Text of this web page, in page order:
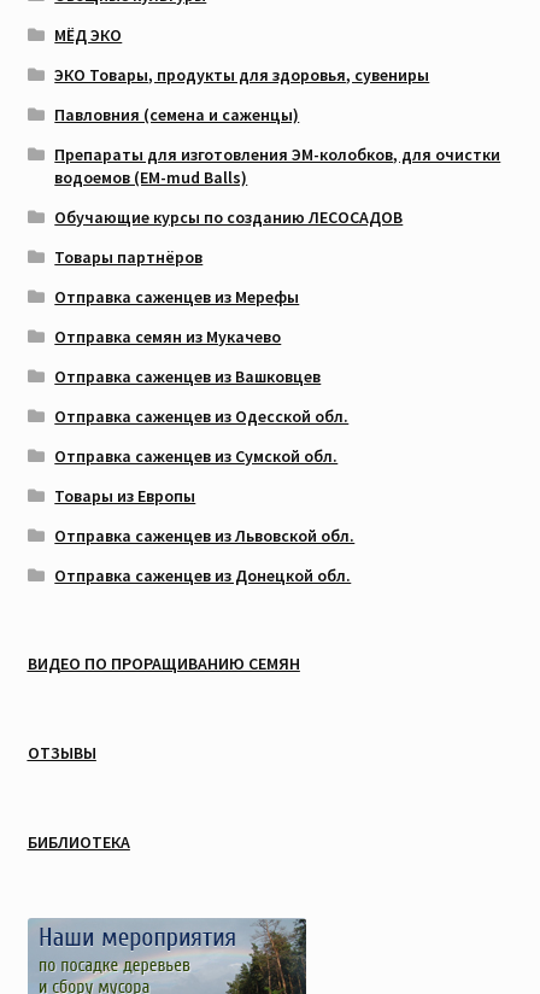
МЁД ЭКО
ЭКО Товары, продукты для здоровья, сувениры
Павловния (семена и саженцы)
Препараты для изготовления ЭМ-колобков, для очистки
водоемов (EM-mud Balls)
Обучающие курсы по созданию ЛЕСОСАДОВ
Товары партнёров
Отправка саженцев из Мерефы
Отправка семян из Мукачево
Отправка саженцев из Вашковцев
Отправка саженцев из Одесской обл.
Отправка саженцев из Сумской обл.
Товары из Европы
Отправка саженцев из Львовской обл.
Отправка саженцев из Донецкой обл.
ВИДЕО ПО ПРОРАЩИВАНИЮ СЕМЯН
ОТЗЫВЫ
БИБЛИОТЕКА